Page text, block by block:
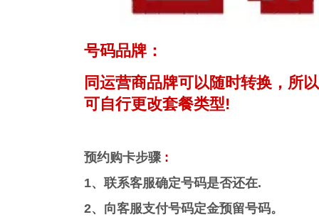
号码品牌：
同运营商品牌可以随时转换，所
可自行更改套餐类型!
预约购卡步骤:
1、联系客服确定号码是否还在.
2、向客服支付号码定金预留号码。